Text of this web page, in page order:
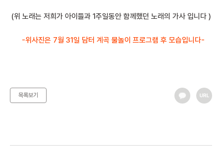
(위 노래는 저희가 아이들과 1주일동안 함께했던 노래의 가사 입니다 )
-위사진은 7월 31일 담터 계곡 물놀이 프로그램 후 모습입니다-
목록보기